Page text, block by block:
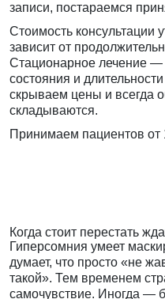
записи, постараемся
Стоимость консультации
зависит от
Стационарное лечение —
состояния и
скрываем цены и всегда
складываются.
Принимаем пациентов от
Когда стоит перестать
Гиперсомния умеет
думает, что просто «не
такой». Тем временем
самочувствие. Иногда —